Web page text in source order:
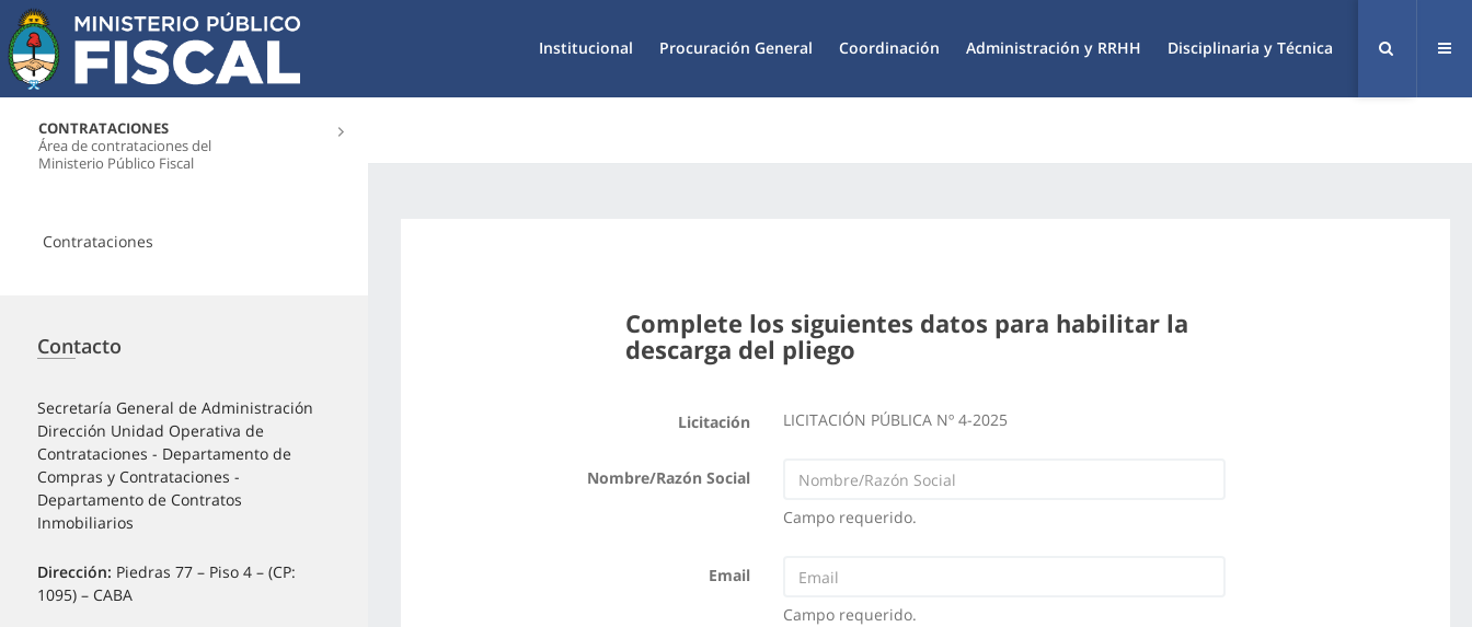
Institucional Procuración General Coordinación Administración y RRHH Disciplinaria y Técnica
CONTRATACIONES
Área de contrataciones del
Ministerio Público Fiscal
Contrataciones
Contacto
Secretaría General de Administración
Dirección Unidad Operativa de
Contrataciones - Departamento de
Compras y Contrataciones -
Departamento de Contratos
Inmobiliarios
Dirección: Piedras 77 – Piso 4 – (CP:
1095) – CABA
Complete los siguientes datos para habilitar la
descarga del pliego
Licitación LICITACIÓN PÚBLICA Nº 4-2025
Nombre/Razón Social
Campo requerido.
Email
Campo requerido.